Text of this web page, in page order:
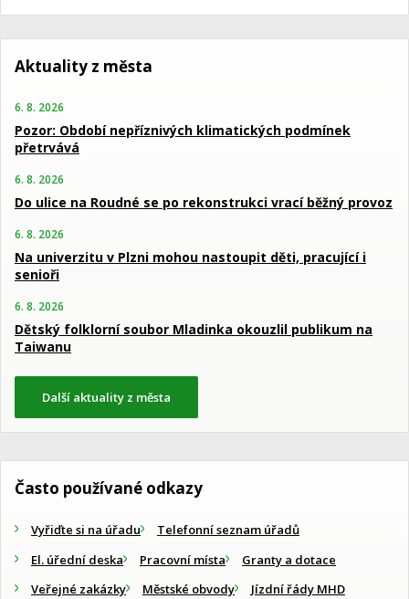
Aktuality z města
6. 8. 2026
Pozor: Období nepříznivých klimatických podmínek
přetrvává
6. 8. 2026
Do ulice na Roudné se po rekonstrukci vrací běžný provoz
6. 8. 2026
Na univerzitu v Plzni mohou nastoupit děti, pracující i
senioři
6. 8. 2026
Dětský folklorní soubor Mladinka okouzlil publikum na
Taiwanu
Další aktuality z města
Často používané odkazy
Vyřiďte si na úřadu
Telefonní seznam úřadů
El. úřední deska
Pracovní místa
Granty a dotace
Veřejné zakázky
Městské obvody Jízdní řády MHD